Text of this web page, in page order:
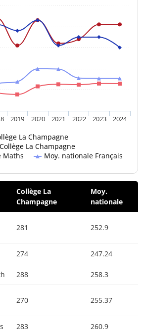
La Champagne
La Champagne
Maths
Moy. nationale Français
2019 2020 2021 2022 2023 2024
Collège La
Champagne
Moy.
nationale
281 252.9
274 247.24
288 258.3
270 255.37
283 260.9